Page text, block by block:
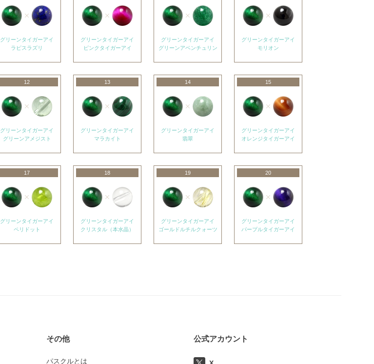
グリーンタイガーアイ
ラピスラズリ
グリーンタイガーアイ
ピンクタイガーアイ
グリーンタイガーアイ
グリーンアベンチュリン
グリーンタイガーアイ
モリオン
12
グリーンタイガーアイ
グリーンアメジスト
13
グリーンタイガーアイ
マラカイト
14
グリーンタイガーアイ
翡翠
15
グリーンタイガーアイ
オレンジタイガーアイ
17
グリーンタイガーアイ
ペリドット
18
グリーンタイガーアイ
クリスタル（本水晶）
19
グリーンタイガーアイ
ゴールドルチルクォーツ
20
グリーンタイガーアイ
パープルタイガーアイ
その他
パスクルとは
公式アカウント